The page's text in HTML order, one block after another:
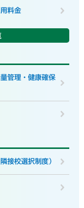
料金
管理・健康確保
接校選択制度）